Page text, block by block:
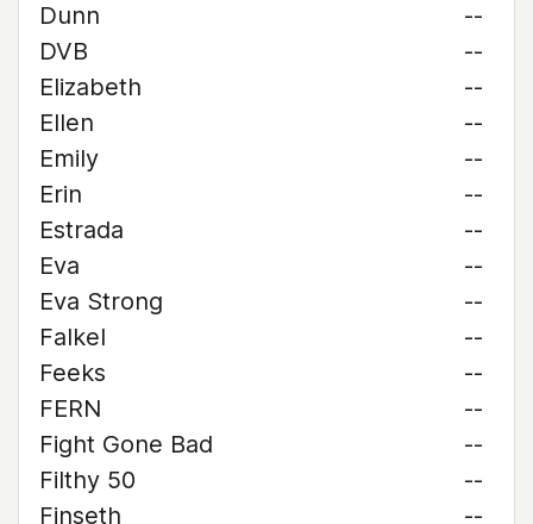
Dunn
--
DVB
--
Elizabeth
--
Ellen
--
Emily
--
Erin
--
Estrada
--
Eva
--
Eva Strong
--
Falkel
--
Feeks
--
FERN
--
Fight Gone Bad
--
Filthy 50
--
Finseth
--